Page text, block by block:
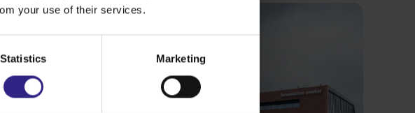
your use of their services.
Statistics Marketing